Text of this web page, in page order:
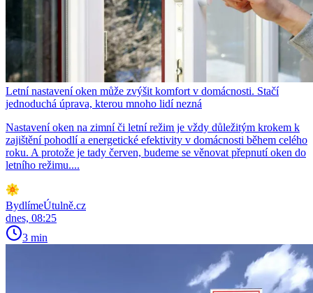
Letní nastavení oken může zvýšit komfort v domácnosti. Stačí
jednoduchá úprava, kterou mnoho lidí nezná
Nastavení oken na zimní či letní režim je vždy důležitým krokem k
zajištění pohodlí a energetické efektivity v domácnosti během celého
roku. A protože je tady červen, budeme se věnovat přepnutí oken do
letního režimu....
BydlímeÚtulně.cz
dnes, 08:25
3 min